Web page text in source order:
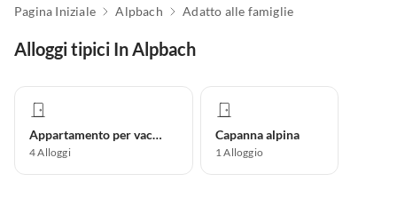
Pagina Iniziale Alpbach Adatto alle famiglie
Alloggi tipici In Alpbach
Appartamento per vacanze
4Alloggi
Capanna alpina
1Alloggio